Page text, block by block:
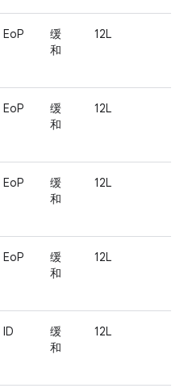
EoP
缓
和
12L
EoP
缓
和
12L
EoP
缓
和
12L
EoP
缓
和
12L
ID
缓
和
12L